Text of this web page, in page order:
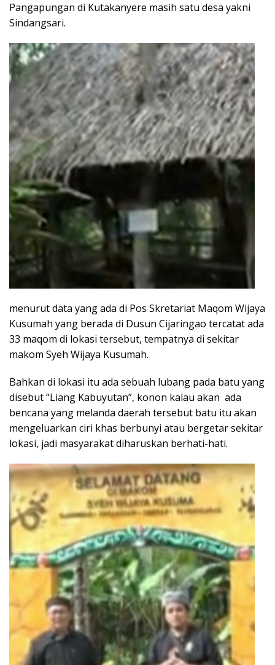
Pangapungan di Kutakanyere masih satu desa yakni
Sindangsari.
menurut data yang ada di Pos Skretariat Maqom Wijaya
Kusumah yang berada di Dusun Cijaringao tercatat ada
33 maqom di lokasi tersebut, tempatnya di sekitar
makom Syeh Wijaya Kusumah.
Bahkan di lokasi itu ada sebuah lubang pada batu yang
disebut “Liang Kabuyutan”, konon kalau akan ada
bencana yang melanda daerah tersebut batu itu akan
mengeluarkan ciri khas berbunyi atau bergetar sekitar
lokasi, jadi masyarakat diharuskan berhati-hati.